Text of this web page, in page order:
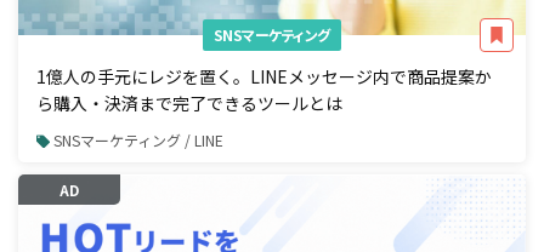
SNSマーケティング
1億人の手元にレジを置く。LINEメッセージ内で商品提案か
ら購入・決済まで完了できるツールとは
SNSマーケティング / LINE
AD